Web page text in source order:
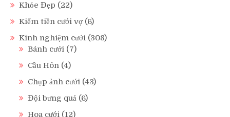
Khỏe Đẹp (22)
Kiếm tiền cưới vợ (6)
Kinh nghiệm cưới (308)
Bánh cưới (7)
Cầu Hôn (4)
Chụp ảnh cưới (43)
Đội bưng quả (6)
Hoa cưới (12)